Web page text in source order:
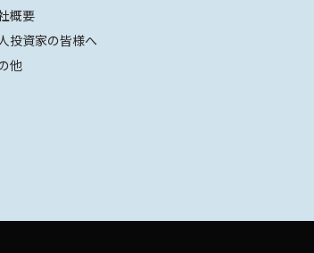
概要
投資家の皆様へ
他